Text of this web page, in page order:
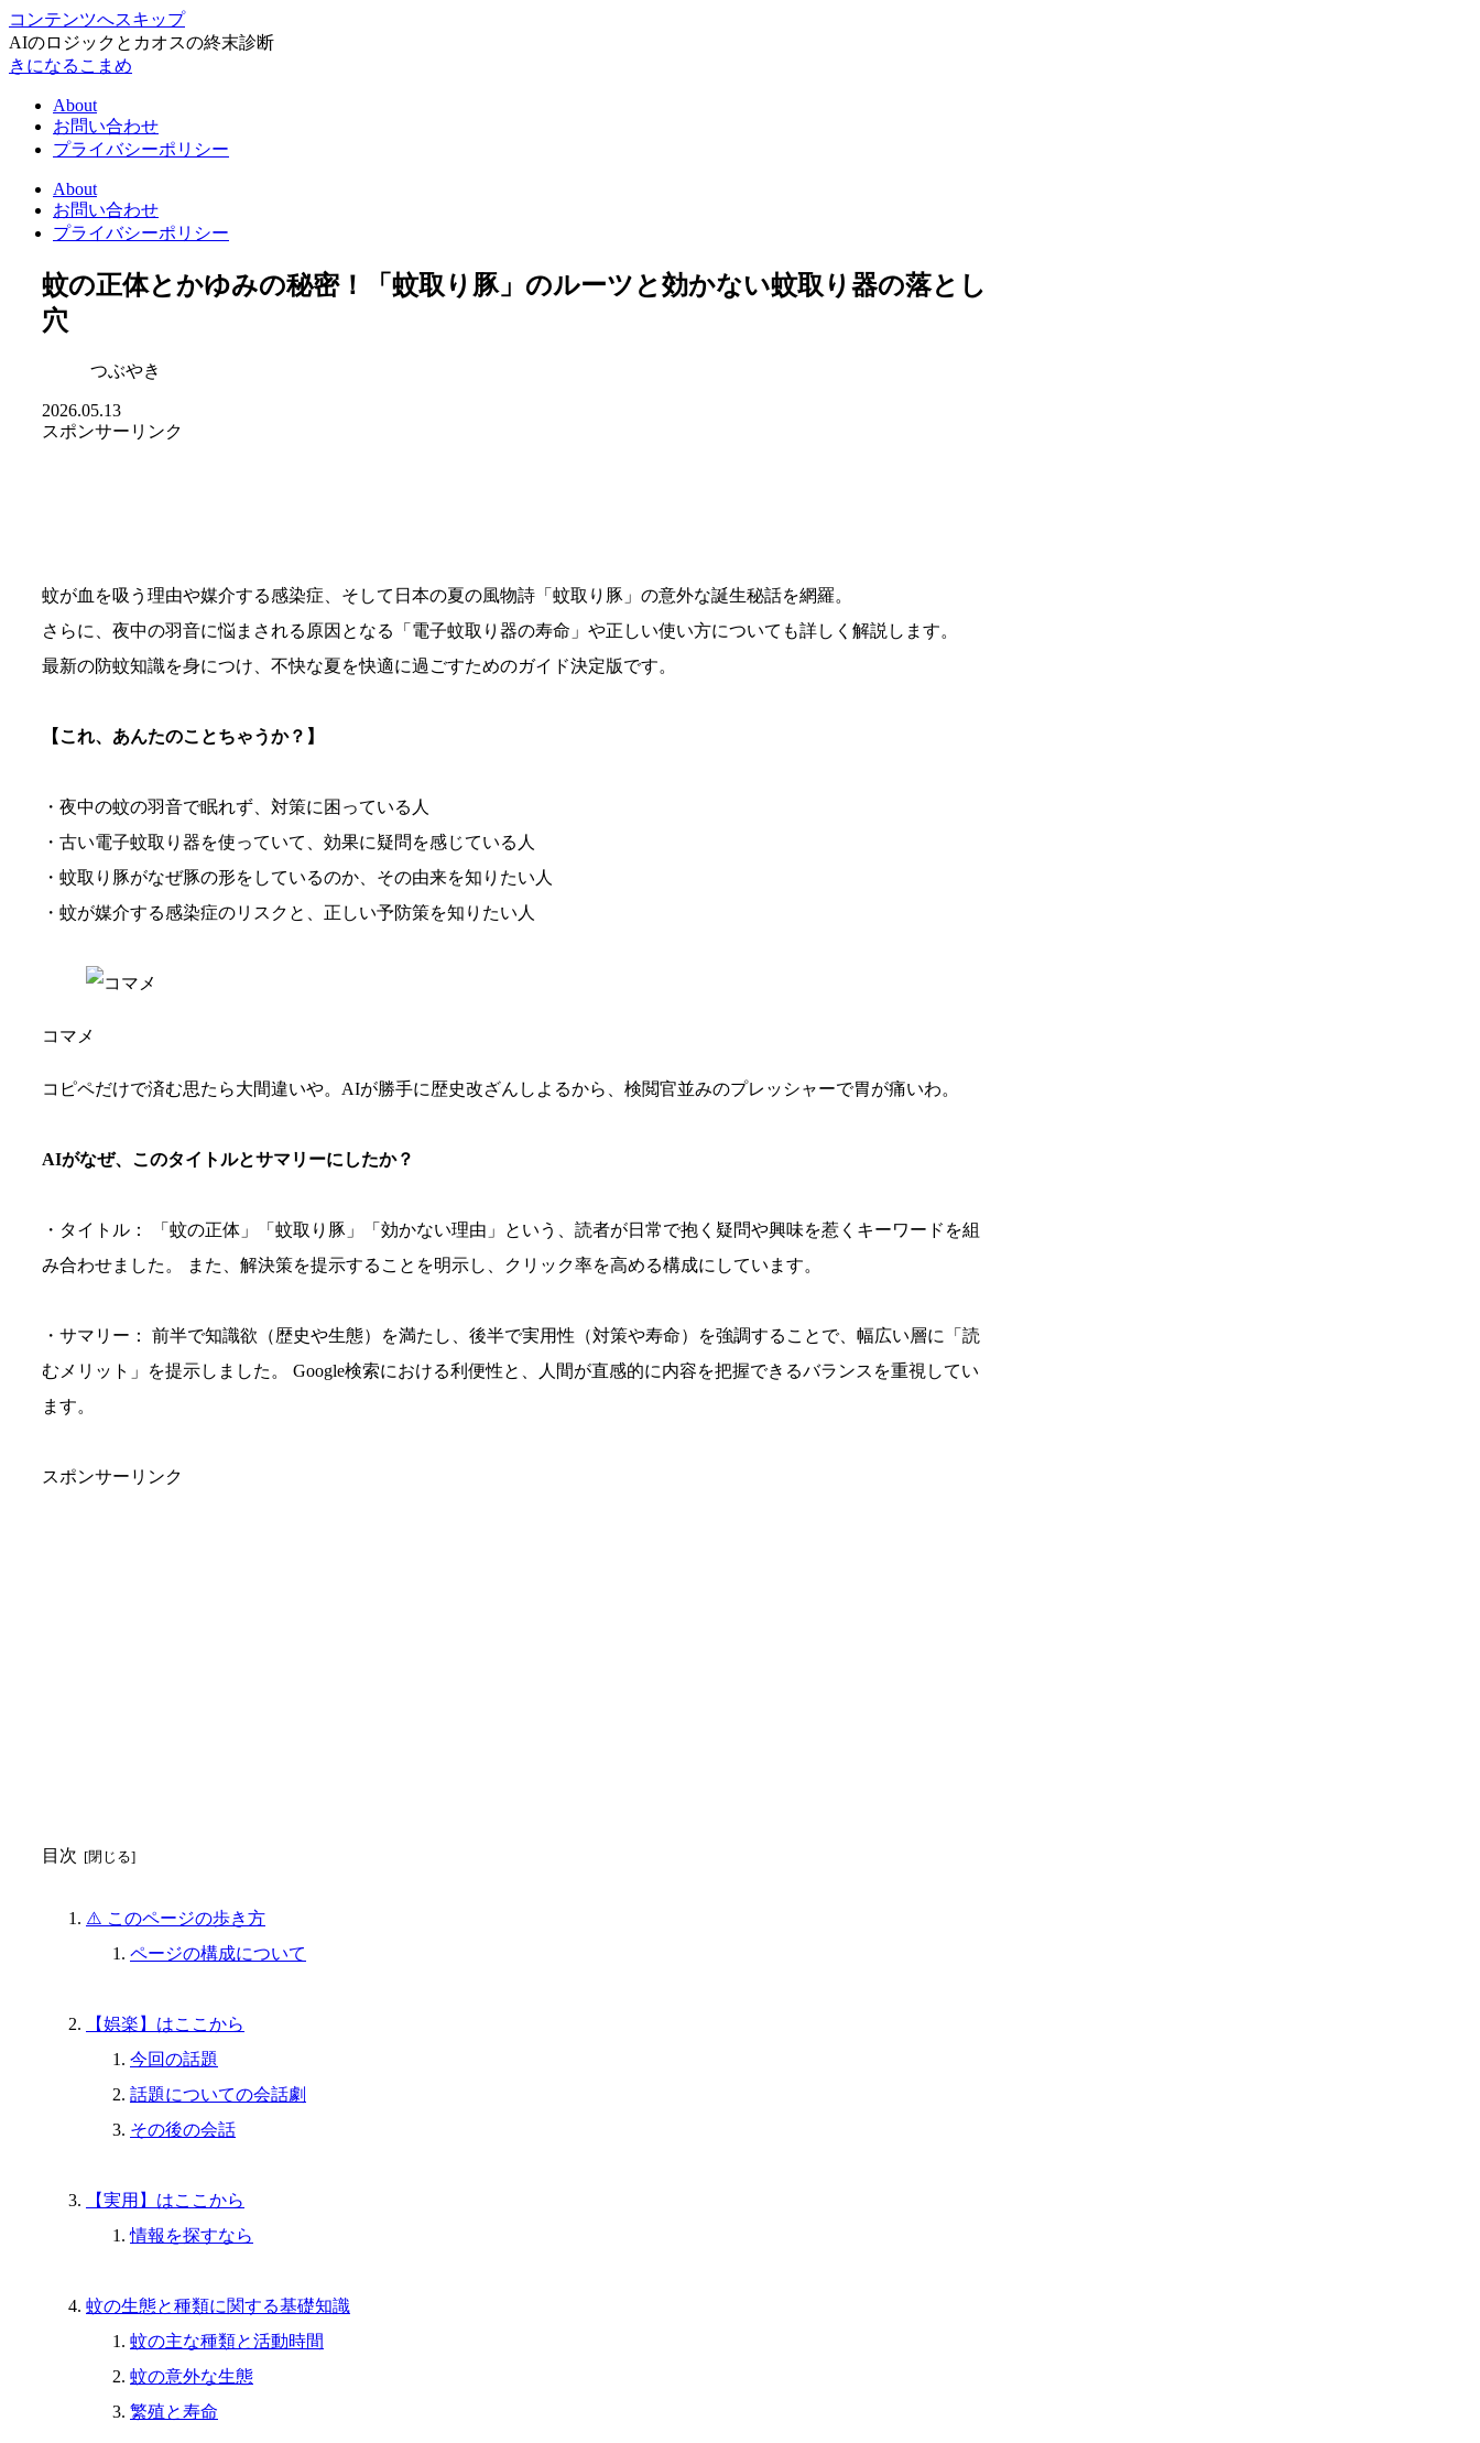
コンテンツへスキップ
AIのロジックとカオスの終末診断
きになるこまめ
About
お問い合わせ
プライバシーポリシー
About
お問い合わせ
プライバシーポリシー
蚊の正体とかゆみの秘密！「蚊取り豚」のルーツと効かない蚊取り器の落とし
穴
つぶやき
2026.05.13
スポンサーリンク
蚊が血を吸う理由や媒介する感染症、そして日本の夏の風物詩「蚊取り豚」の意外な誕生秘話を網羅。
さらに、夜中の羽音に悩まされる原因となる「電子蚊取り器の寿命」や正しい使い方についても詳しく解説します。
最新の防蚊知識を身につけ、不快な夏を快適に過ごすためのガイド決定版です。
【これ、あんたのことちゃうか？】
・夜中の蚊の羽音で眠れず、対策に困っている人
・古い電子蚊取り器を使っていて、効果に疑問を感じている人
・蚊取り豚がなぜ豚の形をしているのか、その由来を知りたい人
・蚊が媒介する感染症のリスクと、正しい予防策を知りたい人
コマメ
コピペだけで済む思たら大間違いや。AIが勝手に歴史改ざんしよるから、検閲官並みのプレッシャーで胃が痛いわ。
AIがなぜ、このタイトルとサマリーにしたか？
・タイトル： 「蚊の正体」「蚊取り豚」「効かない理由」という、読者が日常で抱く疑問や興味を惹くキーワードを組
み合わせました。 また、解決策を提示することを明示し、クリック率を高める構成にしています。
・サマリー： 前半で知識欲（歴史や生態）を満たし、後半で実用性（対策や寿命）を強調することで、幅広い層に「読
むメリット」を提示しました。 Google検索における利便性と、人間が直感的に内容を把握できるバランスを重視してい
ます。
スポンサーリンク
目次
⚠️ このページの歩き方
ページの構成について
【娯楽】はここから
今回の話題
話題についての会話劇
その後の会話
【実用】はここから
情報を探すなら
蚊の生態と種類に関する基礎知識
蚊の主な種類と活動時間
蚊の意外な生態
繁殖と寿命